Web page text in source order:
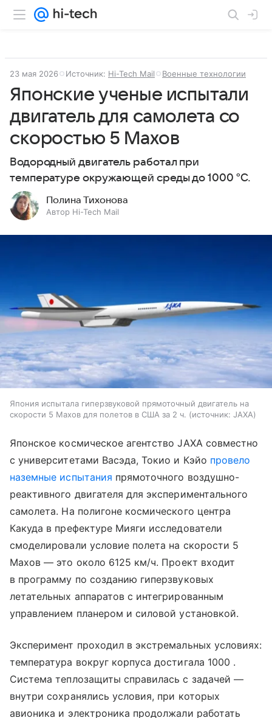
23 мая 2026 Источник: Hi-Tech Mail Военные технологии
Японские ученые испытали
двигатель для самолета со
скоростью 5 Махов
Водородный двигатель работал при
температуре окружающей среды до 1000 °C.
Полина Тихонова
Автор Hi-Tech Mail
Япония испытала гиперзвуковой прямоточный двигатель на
скорости 5 Махов для полетов в США за 2 ч.
источник: JAXA
Японское космическое агентство JAXA совместно
с университетами Васэда, Токио и Кэйо провело
наземные испытания прямоточного воздушно-
реактивного двигателя для экспериментального
самолета. На полигоне космического центра
Какуда в префектуре Мияги исследователи
смоделировали условие полета на скорости 5
Махов — это около 6125 км/ч. Проект входит
в программу по созданию гиперзвуковых
летательных аппаратов с интегрированным
управлением планером и силовой установкой.
Эксперимент проходил в экстремальных условиях:
температура вокруг корпуса достигала 1000 .
Система теплозащиты справилась с задачей —
внутри сохранялись условия, при которых
авионика и электроника продолжали работать